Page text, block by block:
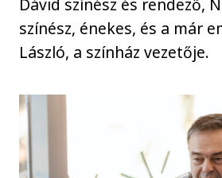
színész, énekes, és a már
László, a színház vezetője.